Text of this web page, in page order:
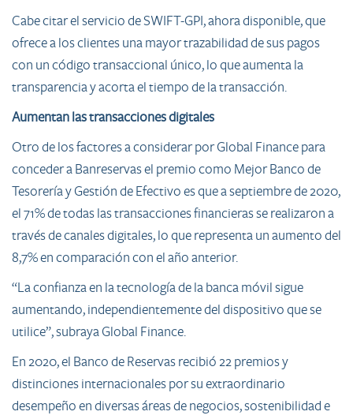
Cabe citar el servicio de SWIFT-GPI, ahora disponible, que
ofrece a los clientes una mayor trazabilidad de sus pagos
con un código transaccional único, lo que aumenta la
transparencia y acorta el tiempo de la transacción.
Aumentan las transacciones digitales
Otro de los factores a considerar por Global Finance para
conceder a Banreservas el premio como Mejor Banco de
Tesorería y Gestión de Efectivo es que a septiembre de 2020,
el 71% de todas las transacciones financieras se realizaron a
través de canales digitales, lo que representa un aumento del
8,7% en comparación con el año anterior.
“La confianza en la tecnología de la banca móvil sigue
aumentando, independientemente del dispositivo que se
utilice”, subraya Global Finance.
En 2020, el Banco de Reservas recibió 22 premios y
distinciones internacionales por su extraordinario
desempeño en diversas áreas de negocios, sostenibilidad e